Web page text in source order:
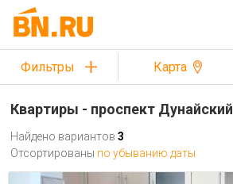
Фильтры Карта
Квартиры - проспект Дунайский
Найдено вариантов 3
Отсортированы по убыванию даты